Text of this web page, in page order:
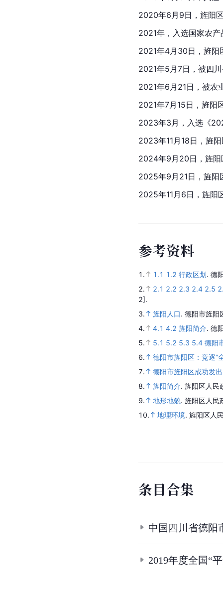
2020年6月9日，旌阳
2021年，入选国家农
2021年4月30日，旌阳
2021年5月7日，被四
2021年6月21日，被农
2021年7月15日，旌阳
2023年3月，入选《
2023年11月18日，旌
2024年9月20日，旌阳
2025年9月21日，旌阳
2025年11月6日，旌阳
参考资料
1. 1.1 1.2 行政区划. 德
2.
2.1 2.2 2.3 2.4 2.5
2].
3.
旌阳人口. 德阳市旌阳
4.
4.1 4.2 旌阳简介. 德
5.
5.1 5.2 5.3 5.4 德阳
6.
德阳市旌阳区：竞逐“
7.
德阳市旌阳区成功发
8.
旌阳简介. 旌阳区人民
9.
地形地貌. 旌阳区人民
10.
地理环境. 旌阳区人
条目合集
中国四川省德阳
2019年度全国“